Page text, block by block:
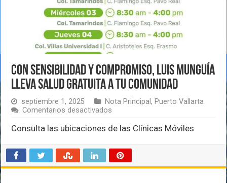
Con sensibilidad y compromiso, Luis Munguía
lleva salud gratuita a tu comunidad
septiembre 1, 2025 Nota Principal, Puerto Vallarta
Comentarios desactivados
sensibilidad
Luis
Munguía
lleva
Consulta las ubicaciones de las Clínicas Móviles